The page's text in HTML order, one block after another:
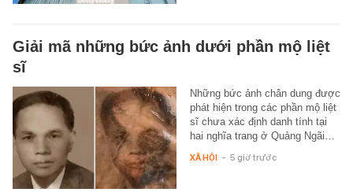
Giải mã những bức ảnh dưới phần mộ liệt
sĩ
Những bức ảnh chân dung được
phát hiện trong các phần mộ liệt
sĩ chưa xác định danh tính tại
hai nghĩa trang ở Quảng Ngãi…
XÃ HỘI - 5 giờ trước